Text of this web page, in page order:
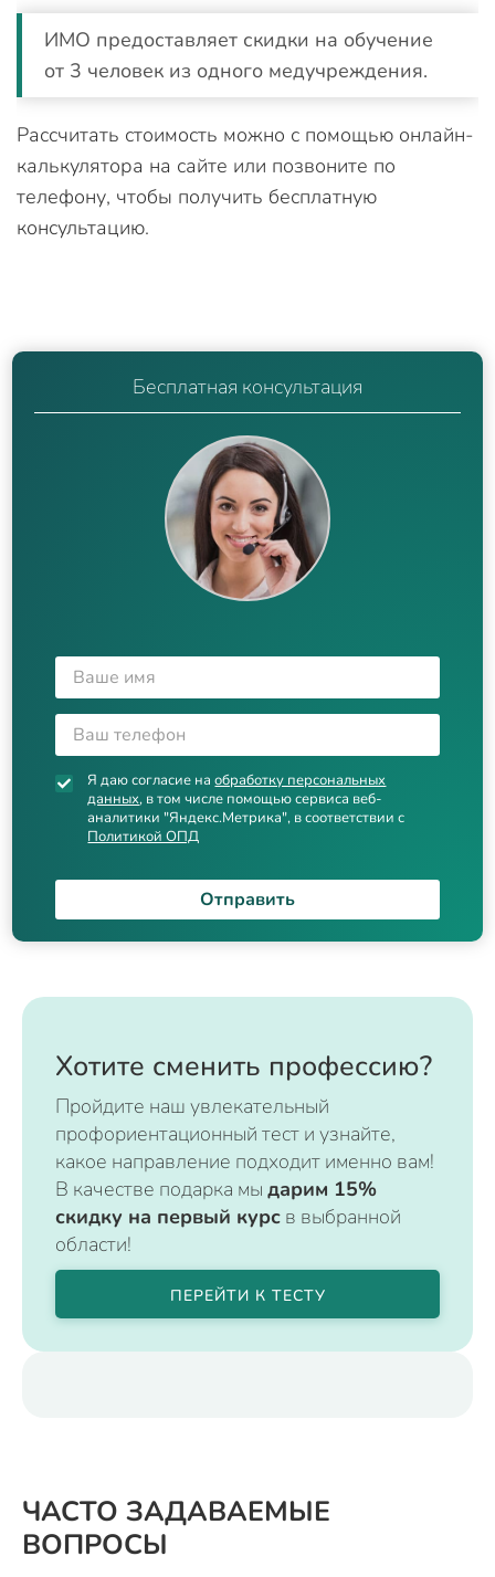
ИМО предоставляет скидки на обучение
от 3 человек из одного медучреждения.
Рассчитать стоимость можно с помощью онлайн-
калькулятора на сайте или позвоните по
телефону, чтобы получить бесплатную
консультацию.
Бесплатная консультация
Я даю согласие наобработку персональных
данных, в том числе помощью сервиса веб-
аналитики "Яндекс.Метрика", в соответствии с
Политикой ОПД
Отправить
Хотите сменить профессию?
Пройдите наш увлекательный
профориентационный тест и узнайте,
какое направление подходит именно вам!
В качестве подарка мы дарим 15%
скидку на первый курс в выбранной
области!
ПЕРЕЙТИ К ТЕСТУ
ЧАСТО ЗАДАВАЕМЫЕ
ВОПРОСЫ